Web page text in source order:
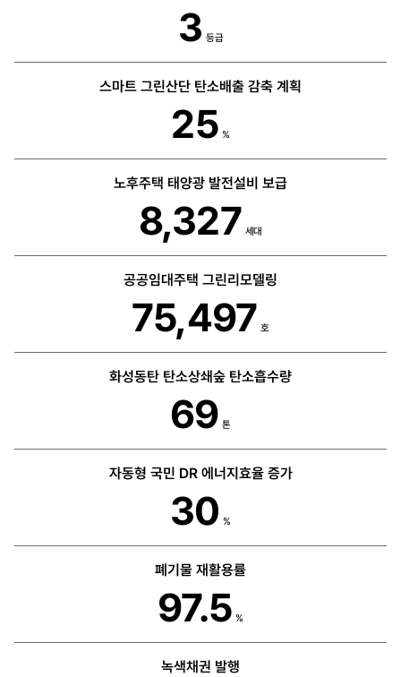
3 등급
스마트 그린산단 탄소배출 감축 계획
25 %
노후주택 태양광 발전설비 보급
8,327 세대
공공임대주택 그린리모델링
75,497 호
화성동탄 탄소상쇄숲 탄소흡수량
69 톤
자동형 국민 DR 에너지효율 증가
30 %
폐기물 재활용률
97.5 %
녹색채권 발행